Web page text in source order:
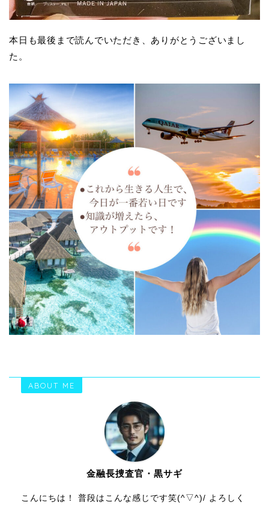
本日も最後まで読んでいただき、ありがとうございまし
た。
ABOUT ME
金融長捜査官・黒サギ
こんにちは！ 普段はこんな感じです笑(^▽^)/ よろしく